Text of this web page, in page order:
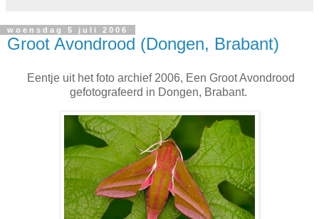
woensdag 5 juli 2006
Groot Avondrood (Dongen, Brabant)
Eentje uit het foto archief 2006, Een Groot Avondrood
gefotografeerd in Dongen, Brabant.